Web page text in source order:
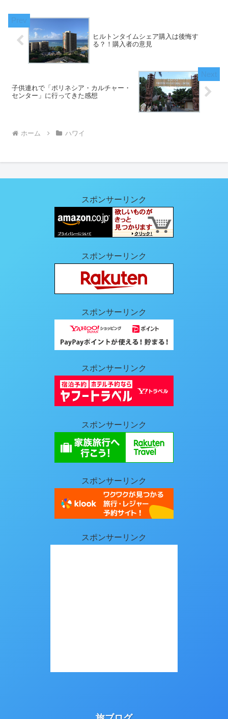
ヒルトンタイムシェア購入は後悔す
る？！購入者の意見
子供連れで「ポリネシア・カルチャー・
センター」に行ってきた感想
ホーム ハワイ
スポンサーリンク
スポンサーリンク
スポンサーリンク
スポンサーリンク
スポンサーリンク
スポンサーリンク
スポンサーリンク